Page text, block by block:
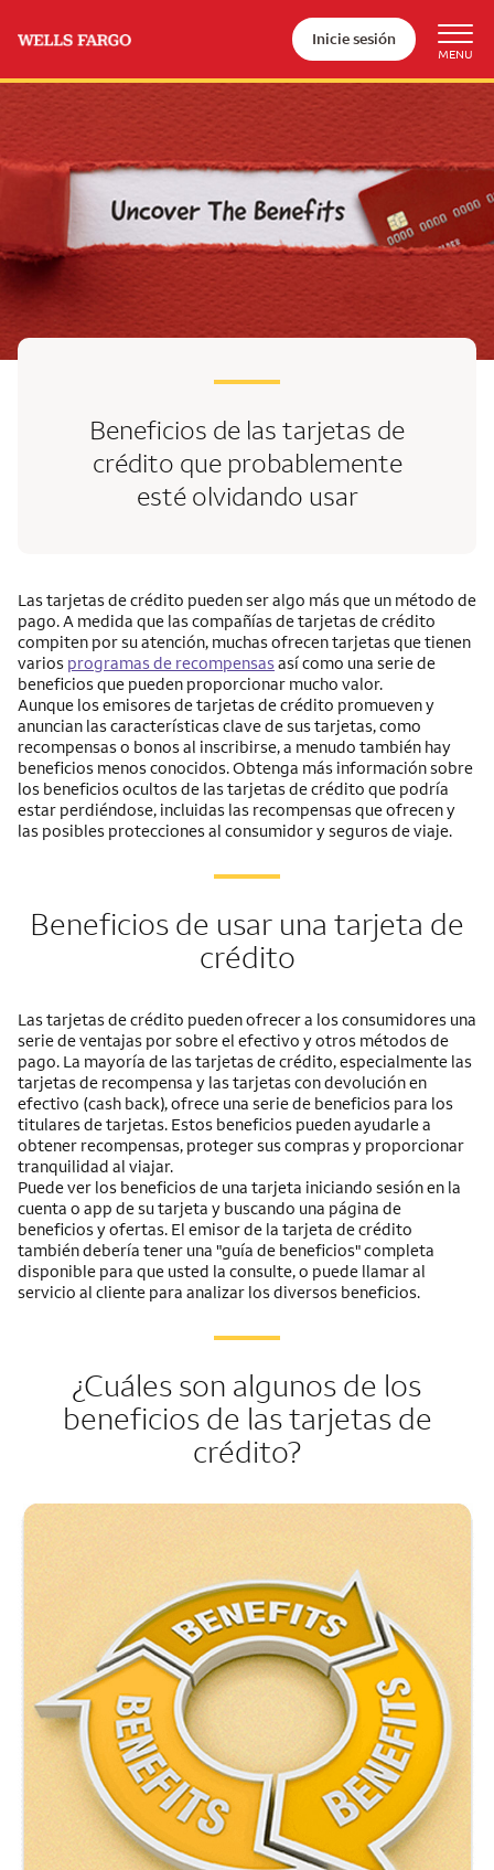
Inicie sesión
Beneficios de las tarjetas de
crédito que probablemente
esté olvidando usar
Las tarjetas de crédito pueden ser algo más que un método de
pago. A medida que las compañías de tarjetas de crédito
compiten por su atención, muchas ofrecen tarjetas que tienen
varios programas de recompensasasí como una serie de
beneficios que pueden proporcionar mucho valor.
Aunque los emisores de tarjetas de crédito promueven y
anuncian las características clave de sus tarjetas, como
recompensas o bonos al inscribirse, a menudo también hay
beneficios menos conocidos. Obtenga más información sobre
los beneficios ocultos de las tarjetas de crédito que podría
estar perdiéndose, incluidas las recompensas que ofrecen y
las posibles protecciones al consumidor y seguros de viaje.
Beneficios de usar una tarjeta de
crédito
Las tarjetas de crédito pueden ofrecer a los consumidores una
serie de ventajas por sobre el efectivo y otros métodos de
pago. La mayoría de las tarjetas de crédito, especialmente las
tarjetas de recompensa y las tarjetas con devolución en
efectivo (cash back), ofrece una serie de beneficios para los
titulares de tarjetas. Estos beneficios pueden ayudarle a
obtener recompensas, proteger sus compras y proporcionar
tranquilidad al viajar.
Puede ver los beneficios de una tarjeta iniciando sesión en la
cuenta o app de su tarjeta y buscando una página de
beneficios y ofertas. El emisor de la tarjeta de crédito
también debería tener una "guía de beneficios" completa
disponible para que usted la consulte, o puede llamar al
servicio al cliente para analizar los diversos beneficios.
¿Cuáles son algunos de los
beneficios de las tarjetas de
crédito?